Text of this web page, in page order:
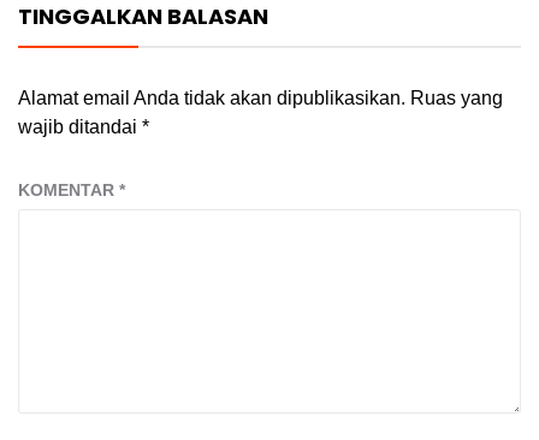
TINGGALKAN BALASAN
Alamat email Anda tidak akan dipublikasikan. Ruas yang
wajib ditandai *
KOMENTAR *